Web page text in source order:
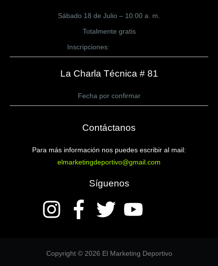
Sábado 18 de Julio – 10:00 a. m.
Totalmente gratis
Inscripciones:
La Charla Técnica # 81
Fecha por confirmar
Contáctanos
Para más información nos puedes escribir al mail:
elmarketingdeportivo@gmail.com
Síguenos
Copyright © 2026 El Marketing Deportivo